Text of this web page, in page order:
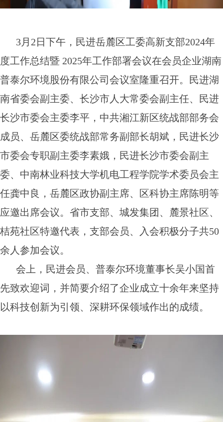
3月2日下午，民进岳麓区工委高新支部2024年
度工作总结暨 2025年工作部署会议在会员企业湖南
普泰尔环境股份有限公司会议室隆重召开。民进湖
南省委会副主委、长沙市人大常委会副主任、民进
长沙市委会主委李平，中共湘江新区统战部部务会
成员、岳麓区委统战部常务副部长胡斌，民进长沙
市委会专职副主委李素娥，民进长沙市委会副主
委、中南林业科技大学机电工程学院学术委员会主
任龚中良，岳麓区政协副主席、区科协主席陈明等
应邀出席会议。省市支部、城发集团、麓景社区、
桔苑社区特邀代表，支部会员、入会积极分子共50
余人参加会议。
会上，民进会员、普泰尔环境董事长吴小国首
先致欢迎词，并简要介绍了企业成立十余年来坚持
以科技创新为引领、深耕环保领域作出的成绩。